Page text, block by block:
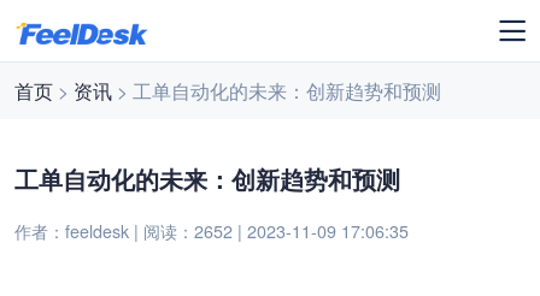
首页 > 资讯 > 工单自动化的未来：创新趋势和预测
工单自动化的未来：创新趋势和预测
作者：feeldesk | 阅读：2652 | 2023-11-09 17:06:35